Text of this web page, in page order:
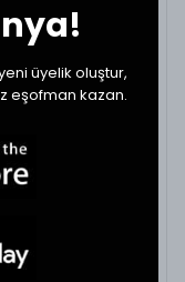
104
108
göre
için
alıp
üyelik oluştur,
eşofman kazan.